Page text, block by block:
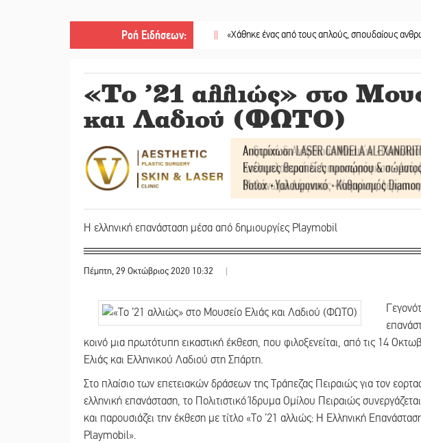
Ροή Ειδήσεων:
|| «Χάθηκε ένας από τους απλούς, σπουδαίους ανθρώπους που
«Το ’21 αλλιώς» στο
και Λαδιού (ΦΩΤΟ)
Η ελληνική επανάσταση μέσα από δημιουργίες Playmobil
Πέμπτη, 29 Οκτώβριος 2020 10:32 |
κοινό μια πρωτότυπη εικαστική έκθεση, που φιλοξενείται, από τις 14
Ελιάς και Ελληνικού Λαδιού στη Σπάρτη.
Στο πλαίσιο των επετειακών δράσεων της Τράπεζας Πειραιώς για τον
ελληνική επανάσταση, το Πολιτιστικό Ίδρυμα Ομίλου Πειραιώς
και παρουσιάζει την έκθεση με τίτλο «Το ’21 αλλιώς: Η Ελληνική
Playmobil».